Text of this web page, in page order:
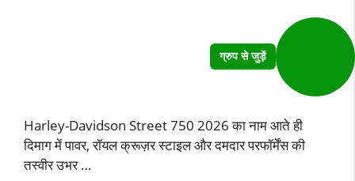
ग्रुप से जुड़ें
Harley-Davidson Street 750 2026 का नाम आते ही
दिमाग में पावर, रॉयल क्रूज़र स्टाइल और दमदार परफॉर्मेंस की
तस्वीर उभर …